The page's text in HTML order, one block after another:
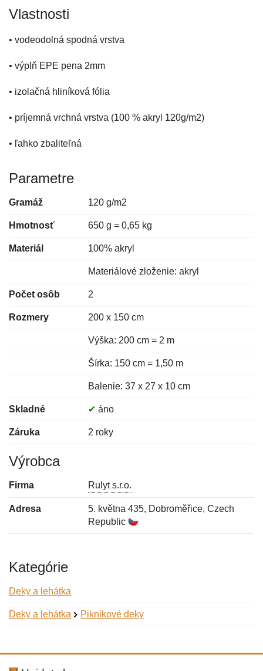
Vlastnosti
• vodeodolná spodná vrstva
• výplň EPE pena 2mm
• izolačná hliníková fólia
• príjemná vrchná vrstva (100 % akryl 120g/m2)
• ľahko zbaliteľná
Parametre
Gramáž 120 g/m2
Hmotnosť 650 g = 0,65 kg
Materiál 100% akryl
Materiálové zloženie: akryl
Počet osôb 2
Rozmery 200 x 150 cm
Výška: 200 cm = 2 m
Šírka: 150 cm = 1,50 m
Balenie: 37 x 27 x 10 cm
Skladné ✔ áno
Záruka 2 roky
Výrobca
Firma Rulyt s.r.o.
Adresa
5. května 435, Dobroměřice, Czech
Republic
Kategórie
Deky a lehátka
Deky a lehátka Piknikové deky
Hodnotenie:
Meno: